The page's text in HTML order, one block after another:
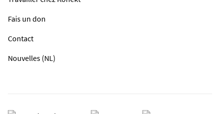
Fais un don
Contact
Nouvelles (NL)